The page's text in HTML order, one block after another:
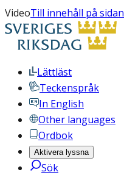
VideoTill innehåll på sidan
Lättläst
Teckenspråk
In English
Other languages
Ordbok
Aktivera lyssna
Sök